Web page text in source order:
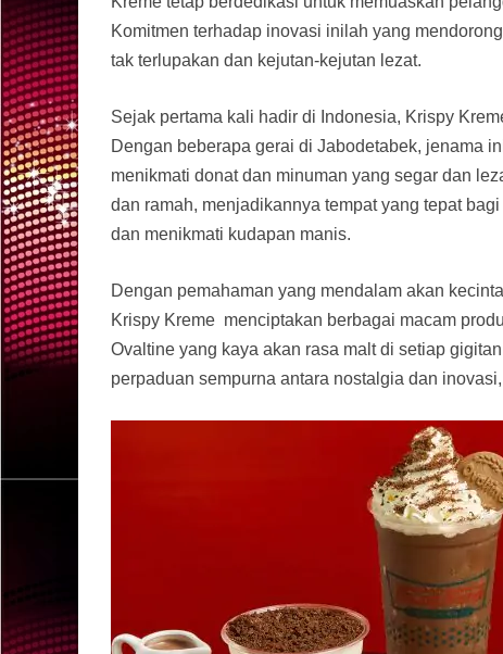
Komitmen terhadap inovasi inilah yang
tak terlupakan dan kejutan-kejutan lezat.
Sejak pertama kali hadir di Indonesia, Krispy
Dengan beberapa gerai di Jabodetabek, jenama
menikmati donat dan minuman yang segar dan
dan ramah, menjadikannya tempat yang tepat
dan menikmati kudapan manis.
Dengan pemahaman yang mendalam akan
Krispy Kreme menciptakan berbagai macam
Ovaltine yang kaya akan rasa malt di setiap
perpaduan sempurna antara nostalgia dan